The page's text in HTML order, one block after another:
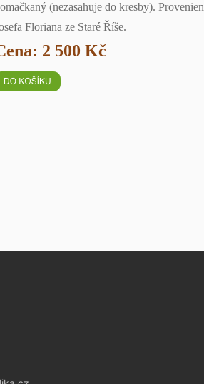
(nezasahuje do kresby).
Floriana ze Staré Říše.
2 500 Kč